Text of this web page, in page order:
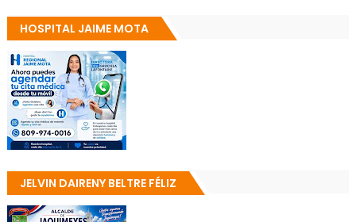
HOSPITAL JAIME MOTA
JELVIN DAIRENY BELTRE FÉLIZ